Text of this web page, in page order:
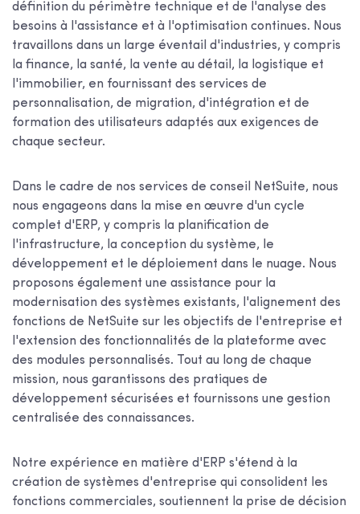
définition du périmètre technique et de l'analyse des
besoins à l'assistance et à l'optimisation continues. Nous
travaillons dans un large éventail d'industries, y compris
la finance, la santé, la vente au détail, la logistique et
l'immobilier, en fournissant des services de
personnalisation, de migration, d'intégration et de
formation des utilisateurs adaptés aux exigences de
chaque secteur.
Dans le cadre de nos services de conseil NetSuite, nous
nous engageons dans la mise en œuvre d'un cycle
complet d'ERP, y compris la planification de
l'infrastructure, la conception du système, le
développement et le déploiement dans le nuage. Nous
proposons également une assistance pour la
modernisation des systèmes existants, l'alignement des
fonctions de NetSuite sur les objectifs de l'entreprise et
l'extension des fonctionnalités de la plateforme avec
des modules personnalisés. Tout au long de chaque
mission, nous garantissons des pratiques de
développement sécurisées et fournissons une gestion
centralisée des connaissances.
Notre expérience en matière d'ERP s'étend à la
création de systèmes d'entreprise qui consolident les
fonctions commerciales, soutiennent la prise de décision